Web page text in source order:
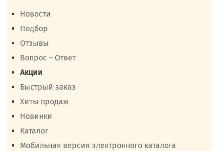
Новости
Подбор
Отзывы
Вопрос – Ответ
Акции
Быстрый заказ
Хиты продаж
Новинки
Каталог
Мобильная версия электронного каталога